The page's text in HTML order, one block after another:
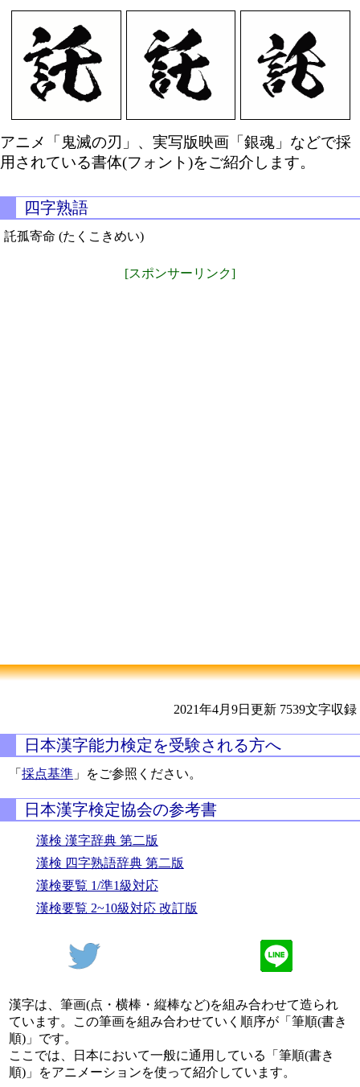
アニメ「鬼滅の刃」、実写版映画「銀魂」などで採
用されている書体(フォント)をご紹介します。
四字熟語
託孤寄命 (たくこきめい)
[スポンサーリンク]
2021年4月9日更新 7539文字収録
日本漢字能力検定を受験される方へ
「採点基準 」をご参照ください。
日本漢字検定協会の参考書
漢検 漢字辞典 第二版
漢検 四字熟語辞典 第二版
漢検要覧 1/準1級対応
漢検要覧 2~10級対応 改訂版
漢字は、筆画(点・横棒・縦棒など)を組み合わせて造られ
ています。この筆画を組み合わせていく順序が「筆順(書き
順)」です。
ここでは、日本において一般に通用している「筆順(書き
順)」をアニメーションを使って紹介しています。